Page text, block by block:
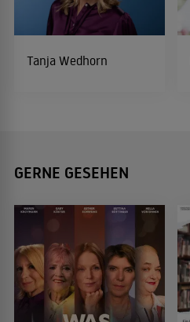
Tanja Wedhorn
GERNE GESEHEN